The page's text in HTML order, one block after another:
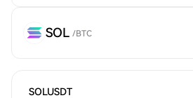
SOL /BTC
SOLUSDT